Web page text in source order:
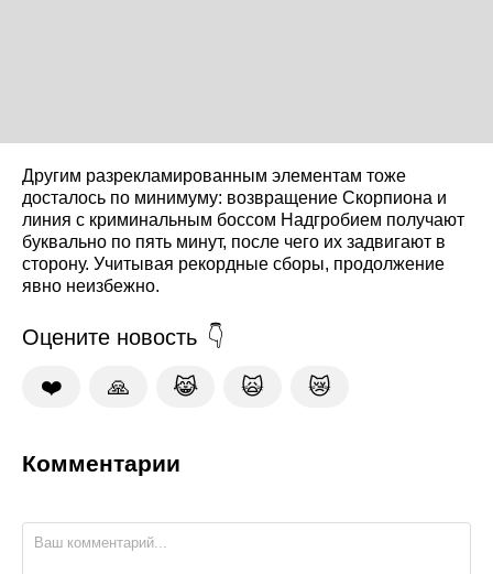
Другим разрекламированным элементам тоже
досталось по минимуму: возвращение Скорпиона и
линия с криминальным боссом Надгробием получают
буквально по пять минут, после чего их задвигают в
сторону. Учитывая рекордные сборы, продолжение
явно неизбежно.
Оцените новость
❤️ 🙏 😹 🙀 😿
Комментарии